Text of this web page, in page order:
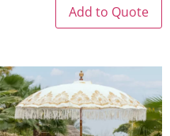
Add to Quote